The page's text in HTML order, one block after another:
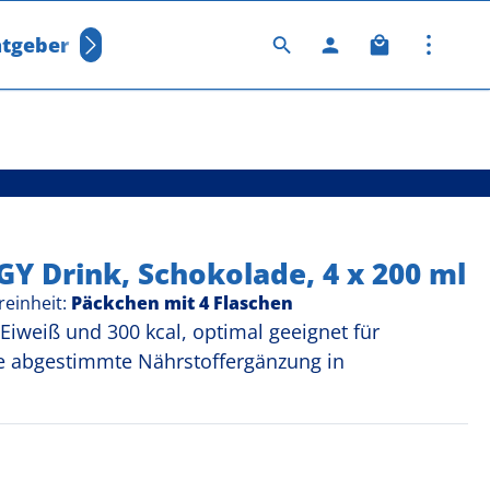
Was ist Fresubin?
5 SternenDrink, Schokolade, 4 x 200 ml
Päckchen mit 4 Flaschen
und 300 kcal, optimal geeignet für
Nährstoffergänzung in